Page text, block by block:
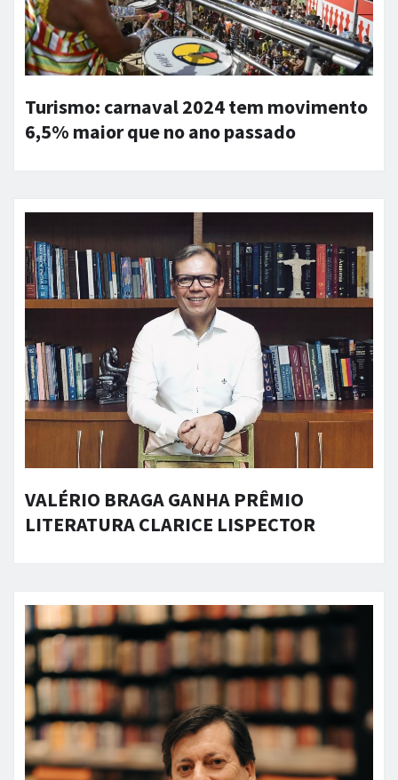
Turismo: carnaval 2024 tem movimento
6,5% maior que no ano passado
VALÉRIO BRAGA GANHA PRÊMIO
LITERATURA CLARICE LISPECTOR